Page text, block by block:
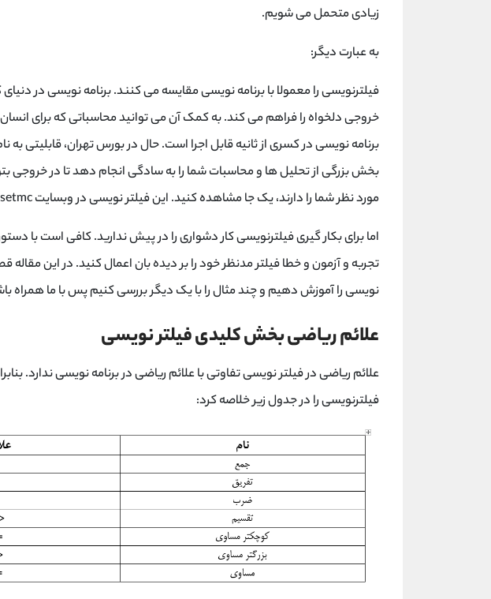
زیادی متحمل می شویم.
به عبارت دیگر:
فیلترنویسی را معمولا با برنامه نویسی مقایسه می کنند. برنامه نویسی در دنیای
خروجی دلخواه را فراهم می کند. به کمک آن می توانید محاسباتی که برای انسان
برنامه نویسی در کسری از ثانیه قابل اجرا است. حال در بورس تهران، قابلیتی به
بخش بزرگی از تحلیل ها و محاسبات شما را به سادگی انجام دهد تا در خروجی
مورد نظر شما را دارند، یک جا مشاهده کنید. این فیلتر نویسی در وبسایت tsetmc در زبانه دیده بان قرار دارد.
اما برای بکار گیری فیلترنویسی کار دشواری را در پیش ندارید. کافی است با
تجربه و آزمون و خطا فیلتر مدنظر خود را بر دیده بان اعمال کنید. در این مقاله
نویسی را آموزش دهیم و چند مثال را با یک دیگر بررسی کنیم پس با ما همراه
علائم ریاضی بخش کلیدی فیلتر نویسی
علائم ریاضی در فیلتر نویسی تفاوتی با علائم ریاضی در برنامه نویسی ندارد.
فیلترنویسی را در جدول زیر خلاصه کرد: